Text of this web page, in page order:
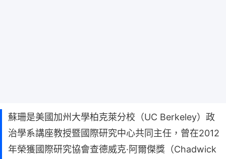
蘇珊是美國加州大學柏克萊分校（UC Berkeley）政
治學系講座教授暨國際研究中心共同主任，曾在2012
年榮獲國際研究協會查德威克·阿爾傑獎（Chadwick